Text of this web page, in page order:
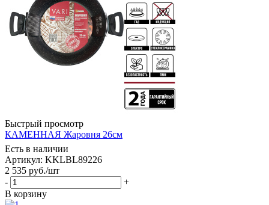
Быстрый просмотр
КАМЕННАЯ Жаровня 26см
Есть в наличии
Артикул: KKLBL89226
2 535 руб./шт
-
+
В корзину